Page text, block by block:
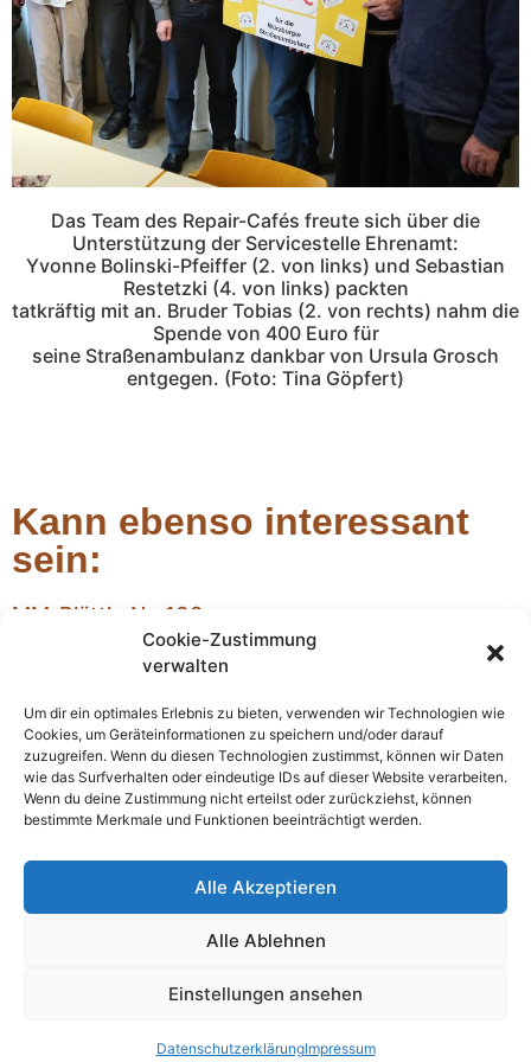
Cookie-Zustimmung
verwalten
Um dir ein optimales Erlebnis zu bieten, verwenden wir Technologien wie
Cookies, um Geräteinformationen zu speichern und/oder darauf
zuzugreifen. Wenn du diesen Technologien zustimmst, können wir Daten
wie das Surfverhalten oder eindeutige IDs auf dieser Website verarbeiten.
Wenn du deine Zustimmung nicht erteilst oder zurückziehst, können
bestimmte Merkmale und Funktionen beeinträchtigt werden.
Alle Akzeptieren
Alle Ablehnen
Einstellungen ansehen
DatenschutzerklärungImpressum
Das Team des Repair-Cafés freute sich über die
Unterstützung der Servicestelle Ehrenamt:
Yvonne Bolinski-Pfeiffer (2. von links) und Sebastian
Restetzki (4. von links) packten
tatkräftig mit an. Bruder Tobias (2. von rechts) nahm die
Spende von 400 Euro für
seine Straßenambulanz dankbar von Ursula Grosch
entgegen. (Foto: Tina Göpfert)
Kann ebenso interessant
sein:
MM-Blättle Nr. 138
MM Blättle Nr. 138
Weihnachtsrede der MM im Gemeinderat – im
Wiederum neigt sich ein Jahr dem Ende zu, wiederum voller
einschneidender Ereignisse im Großen wie im Kleinen. Gehen wir
also zunächst vom Großen zum Kleinen.
Bericht vom 17. Repair-Café
großer Beliebtheit und zog diesmal Besucher aus acht
verschiedenen Gemeinden an. Bei der letzten Veranstaltung am
29. März
MM – Die Liste für Umwelt und Natur
Impressum
Datenschutzerklärung